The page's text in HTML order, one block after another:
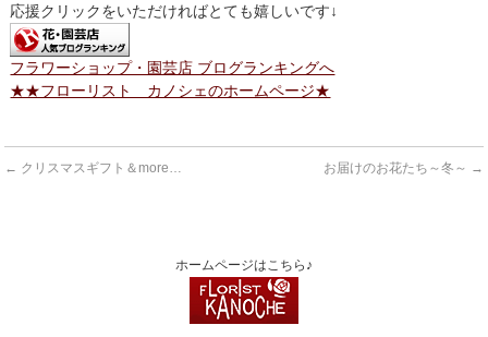
応援クリックをいただければとても嬉しいです↓
フラワーショップ・園芸店 ブログランキングへ
★★フローリスト カノシェのホームページ★
← クリスマスギフト＆more… お届けのお花たち～冬～ →
ホームページはこちら♪